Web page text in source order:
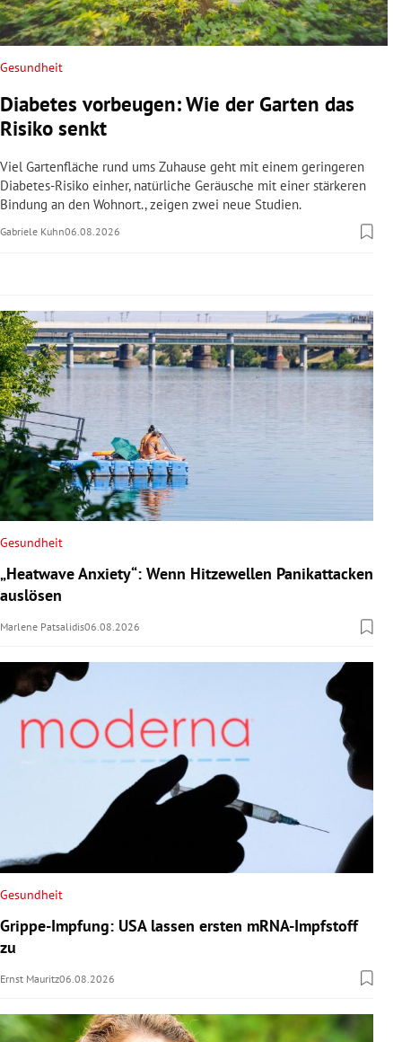
Untermenü
Untermenü
Untermenü
Untermenü
Untermenü
Untermenü
Untermenü
Gesundheit
Diabetes vorbeugen: Wie der Garten das
Risiko senkt
Viel Gartenfläche rund ums Zuhause geht mit einem geringeren
Diabetes-Risiko einher, natürliche Geräusche mit einer stärkeren
Bindung an den Wohnort., zeigen zwei neue Studien.
Gabriele Kuhn06.08.2026
Gesundheit
„Heatwave Anxiety“: Wenn Hitzewellen Panikattacken
auslösen
Marlene Patsalidis06.08.2026
Gesundheit
Grippe-Impfung: USA lassen ersten mRNA-Impfstoff
zu
Ernst Mauritz06.08.2026